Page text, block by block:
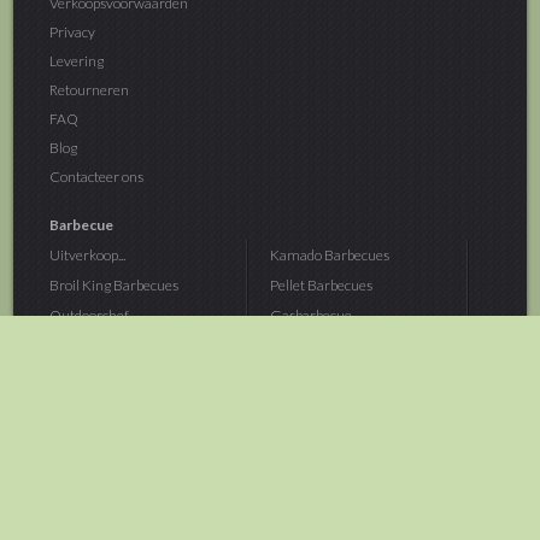
Privacy
Levering
Retourneren
FAQ
Blog
Contacteer ons
Barbecue
Uitverkoop...
Broil King Barbecues
Outdoorchef...
Kamado Barbecues
Pellet Barbecues
Gasbarbecue